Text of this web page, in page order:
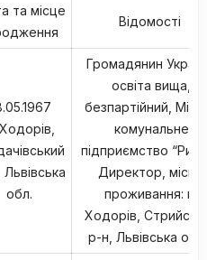
та місце
Відомості
обл.
Громадянин
освіта вища,
безпартійний,
комунальне
підприємство
Директор, місце
проживання: м.
Ходорів,
р-н, Львівська